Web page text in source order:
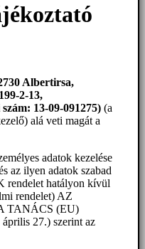
Albertirsa,
2-13,
13-09-091275) (a
alá veti magát a
adatok kezelése
az ilyen adatok szabad
rendelet hatályon kívül
rendelet) AZ
TANÁCS (EU)
27.) szerint az